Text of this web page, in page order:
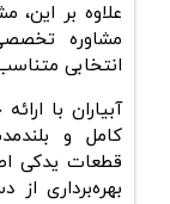
علاوه بر این،
مشاوره
انتخابی
آبیاران با ارائه
کامل و
قطعات یدکی
بهره‌برداری